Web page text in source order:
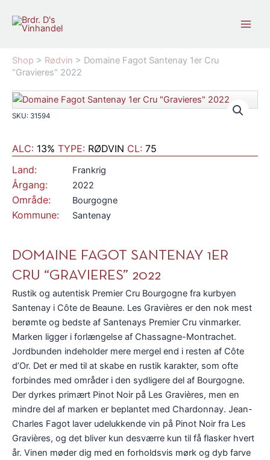
Shop > Rødvin > Domaine Fagot Santenay 1er Cru
“Gravieres” 2022
SKU: 31594
ALC: 13% TYPE: RØDVIN CL: 75
Land:
Frankrig
Årgang: 2022
Område: Bourgogne
Kommune: Santenay
DOMAINE FAGOT SANTENAY 1ER
CRU “GRAVIERES” 2022
Rustik og autentisk Premier Cru Bourgogne fra kurbyen
Santenay i Côte de Beaune. Les Gravières er den nok mest
berømte og bedste af Santenays Premier Cru vinmarker.
Marken ligger i forlængelse af Chassagne-Montrachet.
Jordbunden indeholder mere mergel end i resten af Côte
d’Or. Det er med til at skabe en rustik karakter, som ofte
forbindes med områder i den sydligere del af Bourgogne.
Der dyrkes primært Pinot Noir på Les Gravières, men en
mindre del af marken er beplantet med Chardonnay. Jean-
Charles Fagot laver udelukkende vin på Pinot Noir fra Les
Gravières, og det bliver kun desværre kun til få flasker hvert
år. Vinen møder dig med en forholdsvis mørk og dyb farve